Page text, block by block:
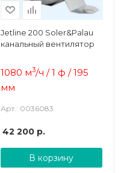
Jetline 200 Soler&Palau
канальный вентилятор
1080 м3/ч / 1 ф / 195
мм
Арт.: 0036083
42 200р.
В корзину